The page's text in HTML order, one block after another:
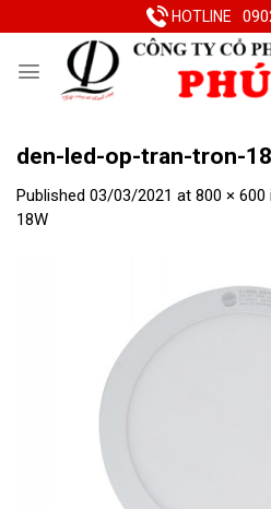
to
HOTLINE
den-led-op-tran-tron-
Published 03/03/2021 at 800 × 600
18W